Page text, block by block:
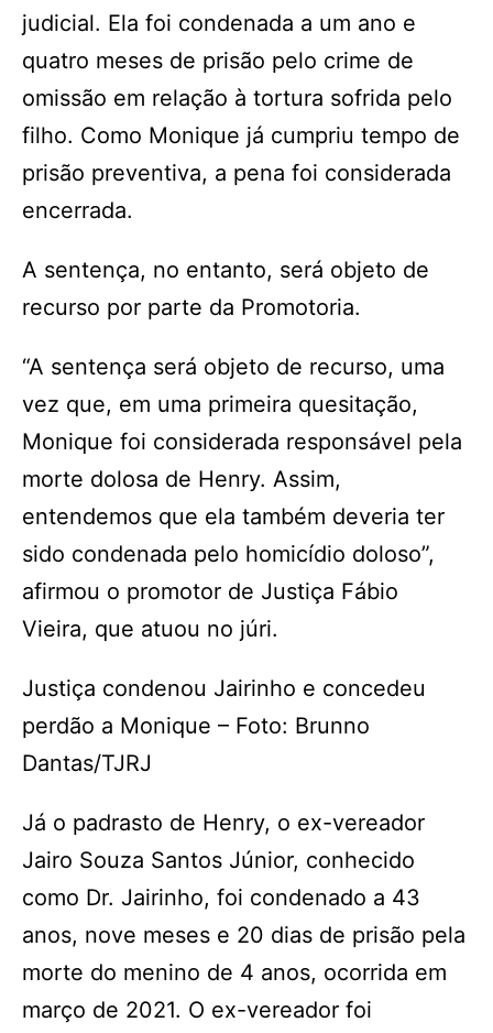
judicial. Ela foi condenada a um ano e
quatro meses de prisão pelo crime de
omissão em relação à tortura sofrida pelo
filho. Como Monique já cumpriu tempo de
prisão preventiva, a pena foi considerada
encerrada.
A sentença, no entanto, será objeto de
recurso por parte da Promotoria.
“A sentença será objeto de recurso, uma
vez que, em uma primeira quesitação,
Monique foi considerada responsável pela
morte dolosa de Henry. Assim,
entendemos que ela também deveria ter
sido condenada pelo homicídio doloso”,
afirmou o promotor de Justiça Fábio
Vieira, que atuou no júri.
Justiça condenou Jairinho e concedeu
perdão a Monique – Foto: Brunno
Dantas/TJRJ
Já o padrasto de Henry, o ex-vereador
Jairo Souza Santos Júnior, conhecido
como Dr. Jairinho, foi condenado a 43
anos, nove meses e 20 dias de prisão pela
morte do menino de 4 anos, ocorrida em
março de 2021. O ex-vereador foi